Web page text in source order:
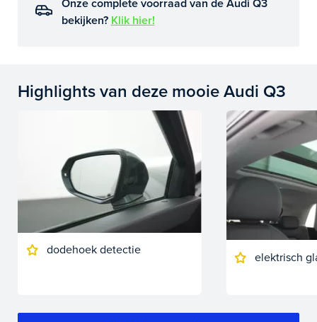
Onze complete voorraad van de Audi Q3
bekijken? Klik hier!
Highlights van deze mooie Audi Q3
dodehoek detectie
elektrisch